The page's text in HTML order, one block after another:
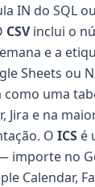
IN do SQL
CSVinclui o
e a
Sheets ou
como uma
Jira e na
OICS é
importe no
Calendar,